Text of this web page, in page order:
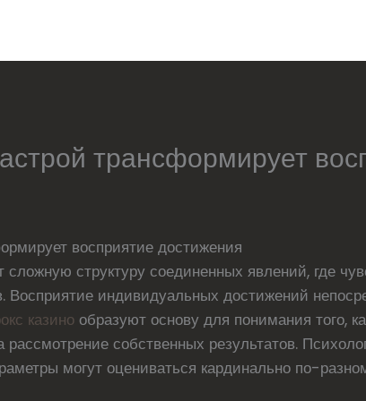
трансформирует
восприятие достижения
сложную структуру соединенных явлений, где
индивидуальных достижений
казино образуют основу для понимания того,
рассмотрение собственных результатов.
могут оцениваться кардинально по-